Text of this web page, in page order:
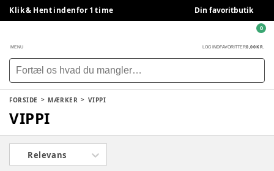
Klik & Hent indenfor 1 time Din favoritbutik
MENU LOG INDFAVORITTER0,00 KR.
0
FORSIDE MÆRKER VIPPI
VIPPI
Relevans